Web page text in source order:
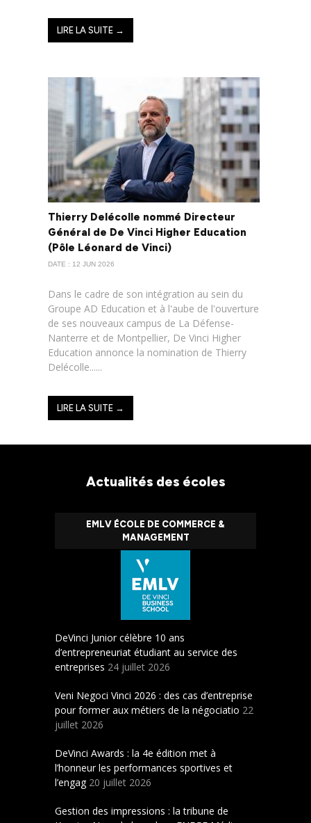
LIRE LA SUITE →
Thierry Delécolle nommé Directeur
Général de De Vinci Higher Education
(Pôle Léonard de Vinci)
DATE : 12 JUN 2026
Dans le cadre de son intégration au sein du
Groupe AD Education et à l'aube de l'ouverture
de ses nouveaux campus de La Défense-
Nanterre et de Montpellier, De Vinci Higher
Education annonce la nomination de Thierry
Delécolle......
LIRE LA SUITE →
Actualités des écoles
EMLV ÉCOLE DE COMMERCE &
MANAGEMENT
DeVinci Junior célèbre 10 ans
d’entrepreneuriat étudiant au service des
entreprises 24 juillet 2026
Veni Negoci Vinci 2026 : des cas d’entreprise
pour former aux métiers de la négociatio 22
juillet 2026
DeVinci Awards : la 4e édition met à
l’honneur les performances sportives et
l’engag 20 juillet 2026
Gestion des impressions : la tribune de